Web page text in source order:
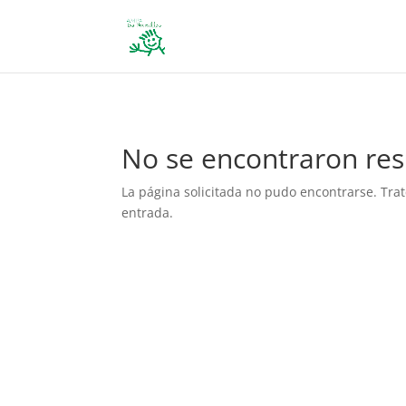
No se encontraron
La página solicitada no pudo encontrarse.
entrada.